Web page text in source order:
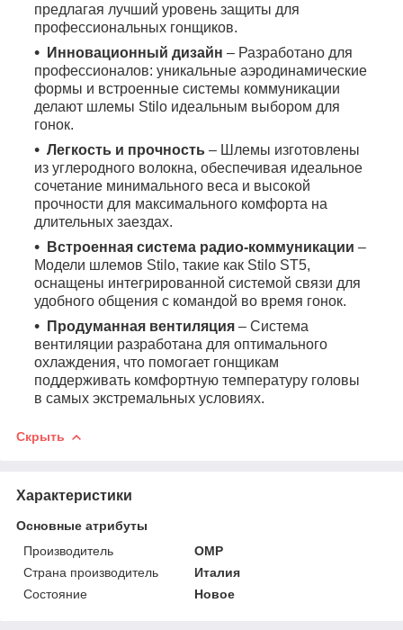
предлагая лучший уровень защиты для
профессиональных гонщиков.
Инновационный дизайн – Разработано для
профессионалов: уникальные аэродинамические
формы и встроенные системы коммуникации
делают шлемы Stilo идеальным выбором для
гонок.
Легкость и прочность – Шлемы изготовлены
из углеродного волокна, обеспечивая идеальное
сочетание минимального веса и высокой
прочности для максимального комфорта на
длительных заездах.
Встроенная система радио-коммуникации –
Модели шлемов Stilo, такие как Stilo ST5,
оснащены интегрированной системой связи для
удобного общения с командой во время гонок.
Продуманная вентиляция – Система
вентиляции разработана для оптимального
охлаждения, что помогает гонщикам
поддерживать комфортную температуру головы
в самых экстремальных условиях.
Скрыть
Характеристики
Основные атрибуты
Производитель
OMP
Страна производитель
Италия
Состояние
Новое